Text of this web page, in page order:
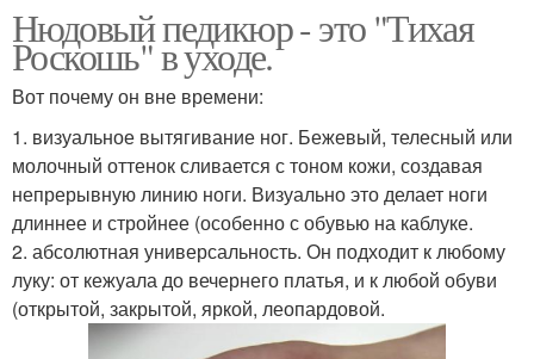
Нюдовый педикюр - это "Тихая
Роскошь" в уходе.
Вот почему он вне времени:
1. визуальное вытягивание ног. Бежевый, телесный или
молочный оттенок сливается с тоном кожи, создавая
непрерывную линию ноги. Визуально это делает ноги
длиннее и стройнее (особенно с обувью на каблуке.
2. абсолютная универсальность. Он подходит к любому
луку: от кежуала до вечернего платья, и к любой обуви
(открытой, закрытой, яркой, леопардовой.